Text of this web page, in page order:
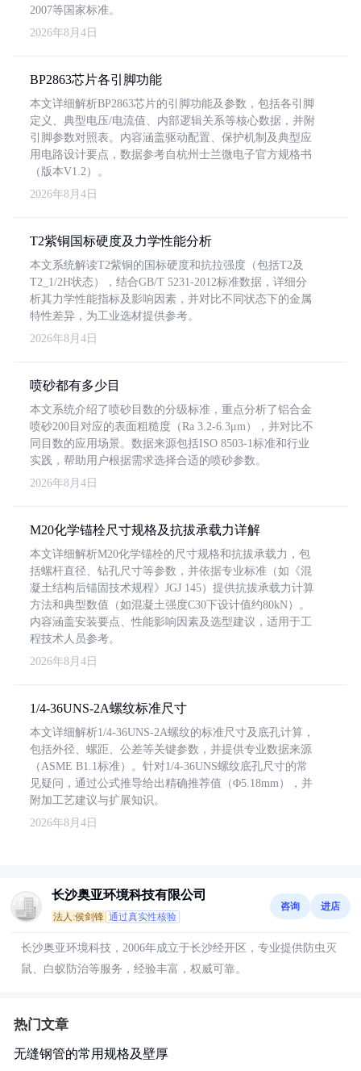
2007等国家标准。
2026年8月4日
BP2863芯片各引脚功能
本文详细解析BP2863芯片的引脚功能及参数，包括各引脚
定义、典型电压/电流值、内部逻辑关系等核心数据，并附
引脚参数对照表。内容涵盖驱动配置、保护机制及典型应
用电路设计要点，数据参考自杭州士兰微电子官方规格书
（版本V1.2）。
2026年8月4日
T2紫铜国标硬度及力学性能分析
本文系统解读T2紫铜的国标硬度和抗拉强度（包括T2及
T2_1/2H状态），结合GB/T 5231-2012标准数据，详细分
析其力学性能指标及影响因素，并对比不同状态下的金属
特性差异，为工业选材提供参考。
2026年8月4日
喷砂都有多少目
本文系统介绍了喷砂目数的分级标准，重点分析了铝合金
喷砂200目对应的表面粗糙度（Ra 3.2-6.3μm），并对比不
同目数的应用场景。数据来源包括ISO 8503-1标准和行业
实践，帮助用户根据需求选择合适的喷砂参数。
2026年8月4日
M20化学锚栓尺寸规格及抗拔承载力详解
本文详细解析M20化学锚栓的尺寸规格和抗拔承载力，包
括螺杆直径、钻孔尺寸等参数，并依据专业标准（如《混
凝土结构后锚固技术规程》JGJ 145）提供抗拔承载力计算
方法和典型数值（如混凝土强度C30下设计值约80kN）。
内容涵盖安装要点、性能影响因素及选型建议，适用于工
程技术人员参考。
2026年8月4日
1/4-36UNS-2A螺纹标准尺寸
本文详细解析1/4-36UNS-2A螺纹的标准尺寸及底孔计算，
包括外径、螺距、公差等关键参数，并提供专业数据来源
（ASME B1.1标准）。针对1/4-36UNS螺纹底孔尺寸的常
见疑问，通过公式推导给出精确推荐值（Φ5.18mm），并
附加工艺建议与扩展知识。
2026年8月4日
长沙奥亚环境科技有限公司
法人:侯剑锋 通过真实性核验
咨询 进店
长沙奥亚环境科技，2006年成立于长沙经开区，专业提供防虫灭
鼠、白蚁防治等服务，经验丰富，权威可靠。
热门文章
无缝钢管的常用规格及壁厚